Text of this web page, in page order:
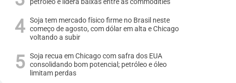
petróleo e lidera baixas entre as commodities
Soja tem mercado físico firme no Brasil neste
começo de agosto, com dólar em alta e Chicago
voltando a subir
Soja recua em Chicago com safra dos EUA
consolidando bom potencial; petróleo e óleo
limitam perdas